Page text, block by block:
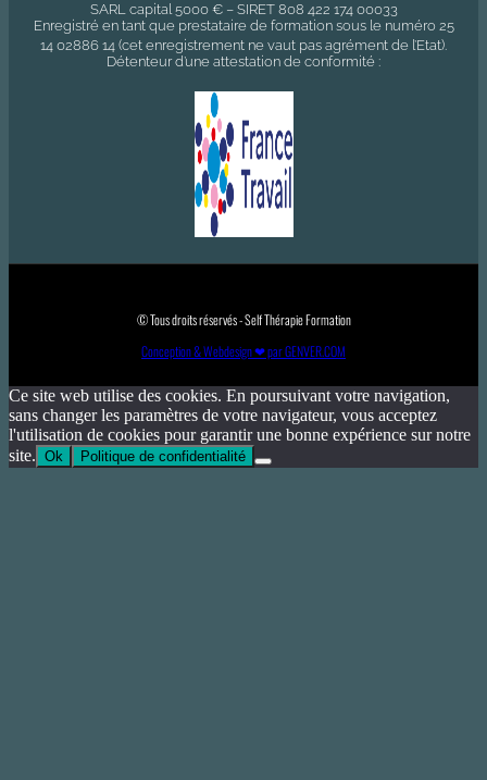
SARL capital 5000 € – SIRET 808 422 174 00033
Enregistré en tant que prestataire de formation sous le numéro 25
14 02886 14 (cet enregistrement ne vaut pas agrément de l’Etat).
Détenteur d’une attestation de conformité :
© Tous droits réservés - Self Thérapie Formation
Conception & Webdesign ❤ par GENVER.COM
Ce site web utilise des cookies. En poursuivant votre navigation,
sans changer les paramètres de votre navigateur, vous acceptez
l'utilisation de cookies pour garantir une bonne expérience sur notre
site. Ok Politique de confidentialité